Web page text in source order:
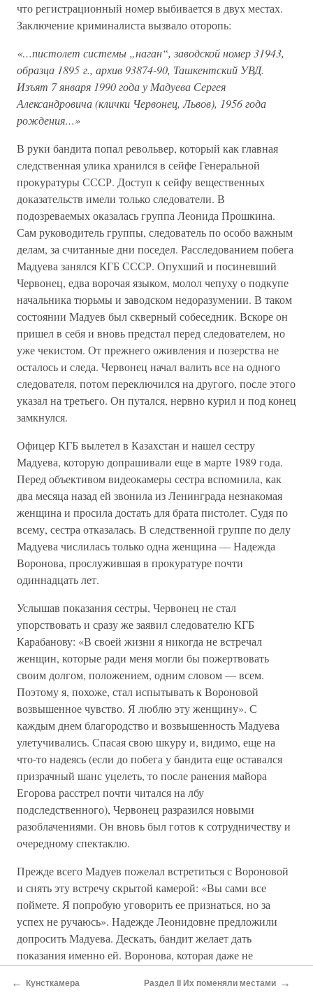
что регистрационный номер выбивается в двух местах.
Заключение криминалиста вызвало оторопь:
«…пистолет системы „наган“, заводской номер 31943,
образца 1895 г., архив 93874-90, Ташкентский УВД.
Изъят 7 января 1990 года у Мадуева Сергея
Александровича (клички Червонец, Львов), 1956 года
рождения…»
В руки бандита попал револьвер, который как главная
следственная улика хранился в сейфе Генеральной
прокуратуры СССР. Доступ к сейфу вещественных
доказательств имели только следователи. В
подозреваемых оказалась группа Леонида Прошкина.
Сам руководитель группы, следователь по особо важным
делам, за считанные дни поседел. Расследованием побега
Мадуева занялся КГБ СССР. Опухший и посиневший
Червонец, едва ворочая языком, молол чепуху о подкупе
начальника тюрьмы и заводском недоразумении. В таком
состоянии Мадуев был скверный собеседник. Вскоре он
пришел в себя и вновь предстал перед следователем, но
уже чекистом. От прежнего оживления и позерства не
осталось и следа. Червонец начал валить все на одного
следователя, потом переключился на другого, после этого
указал на третьего. Он путался, нервно курил и под конец
замкнулся.
Офицер КГБ вылетел в Казахстан и нашел сестру
Мадуева, которую допрашивали еще в марте 1989 года.
Перед объективом видеокамеры сестра вспомнила, как
два месяца назад ей звонила из Ленинграда незнакомая
женщина и просила достать для брата пистолет. Судя по
всему, сестра отказалась. В следственной группе по делу
Мадуева числилась только одна женщина — Надежда
Воронова, прослужившая в прокуратуре почти
одиннадцать лет.
Услышав показания сестры, Червонец не стал
упорствовать и сразу же заявил следователю КГБ
Карабанову: «В своей жизни я никогда не встречал
женщин, которые ради меня могли бы пожертвовать
своим долгом, положением, одним словом — всем.
Поэтому я, похоже, стал испытывать к Вороновой
возвышенное чувство. Я люблю эту женщину». С
каждым днем благородство и возвышенность Мадуева
улетучивались. Спасая свою шкуру и, видимо, еще на
что-то надеясь (если до побега у бандита еще оставался
призрачный шанс уцелеть, то после ранения майора
Егорова расстрел почти читался на лбу
подследственного), Червонец разразился новыми
разоблачениями. Он вновь был готов к сотрудничеству и
очередному спектаклю.
Прежде всего Мадуев пожелал встретиться с Вороновой
и снять эту встречу скрытой камерой: «Вы сами все
поймете. Я попробую уговорить ее признаться, но за
успех не ручаюсь». Надежде Леонидовне предложили
допросить Мадуева. Дескать, бандит желает дать
показания именно ей. Воронова, которая даже не
← Кунсткамера Раздел II Их поменяли местами →